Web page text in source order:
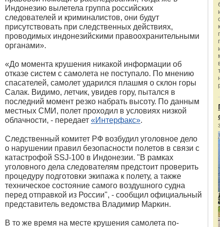
Индонезию вылетела группа российских
следователей и криминалистов, они будут
присутствовать при следственных действиях,
проводимых индонезийскими правоохранительными
органами».
«До момента крушения никакой информации об
отказе систем с самолета не поступало. По мнению
спасателей, самолет ударился плашмя о склон горы
Салак. Видимо, летчик, увидев гору, пытался в
последний момент резко набрать высоту. По данным
местных СМИ, полет проходил в условиях низкой
облачности, - передает «Интерфакс».
Следственный комитет РФ возбудил уголовное дело
о нарушении правил безопасности полетов в связи с
катастрофой SSJ-100 в Индонезии. "В рамках
уголовного дела следователям предстоит проверить
процедуру подготовки экипажа к полету, а также
техническое состояние самого воздушного судна
перед отправкой из России", - сообщил официальный
представитель ведомства Владимир Маркин.
В то же время на месте крушения самолета по-